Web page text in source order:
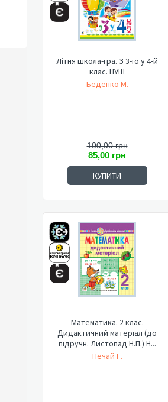
Літня школа-гра. З 3-го у 4-й
клас. НУШ
Беденко М.
100,00 грн
85,00 грн
КУПИТИ
Математика. 2 клас.
Дидактичний матеріал (до
підручн. Листопад Н.П.) Н...
Нечай Г.